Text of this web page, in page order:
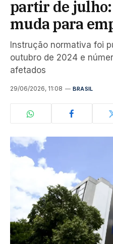
partir de julho:
muda para
Instrução normativa foi
outubro de 2024 e
afetados
29/06/2026, 11:08 BRASIL